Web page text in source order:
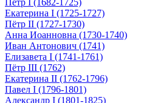
Пётр I (1682-1725)
Екатерина I (1725-1727)
Пётр II (1727-1730)
Анна Иоанновна (1730-1740)
Иван Антонович (1741)
Елизавета I (1741-1761)
Пётр III (1762)
Екатерина II (1762-1796)
Павел I (1796-1801)
Александр I (1801-1825)